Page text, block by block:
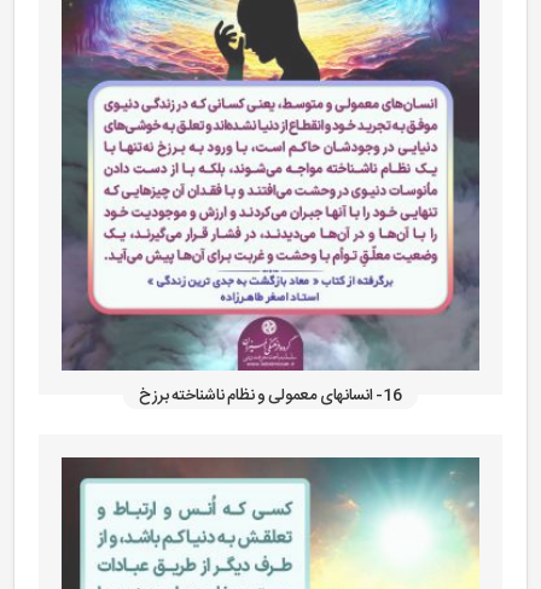
16- انسانهای معمولی و نظام ناشناخته برزخ